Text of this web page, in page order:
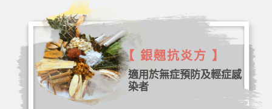
【 銀翹抗炎方 】
適用於無症預防及輕症感
染者